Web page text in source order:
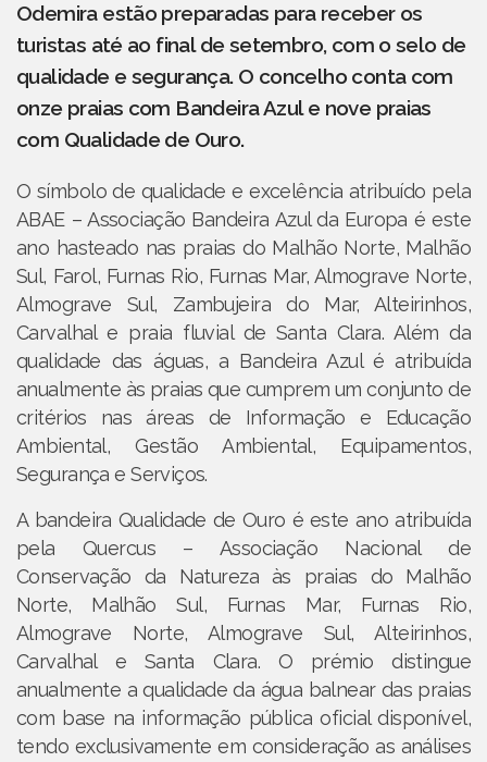
Odemira estão preparadas para receber os
turistas até ao final de setembro, com o selo de
qualidade e segurança. O concelho conta com
onze praias com Bandeira Azul e nove praias
com Qualidade de Ouro.
O símbolo de qualidade e excelência atribuído pela
ABAE – Associação Bandeira Azul da Europa é este
ano hasteado nas praias do Malhão Norte, Malhão
Sul, Farol, Furnas Rio, Furnas Mar, Almograve Norte,
Almograve Sul, Zambujeira do Mar, Alteirinhos,
Carvalhal e praia fluvial de Santa Clara. Além da
qualidade das águas, a Bandeira Azul é atribuída
anualmente às praias que cumprem um conjunto de
critérios nas áreas de Informação e Educação
Ambiental, Gestão Ambiental, Equipamentos,
Segurança e Serviços.
A bandeira Qualidade de Ouro é este ano atribuída
pela Quercus – Associação Nacional de
Conservação da Natureza às praias do Malhão
Norte, Malhão Sul, Furnas Mar, Furnas Rio,
Almograve Norte, Almograve Sul, Alteirinhos,
Carvalhal e Santa Clara. O prémio distingue
anualmente a qualidade da água balnear das praias
com base na informação pública oficial disponível,
tendo exclusivamente em consideração as análises